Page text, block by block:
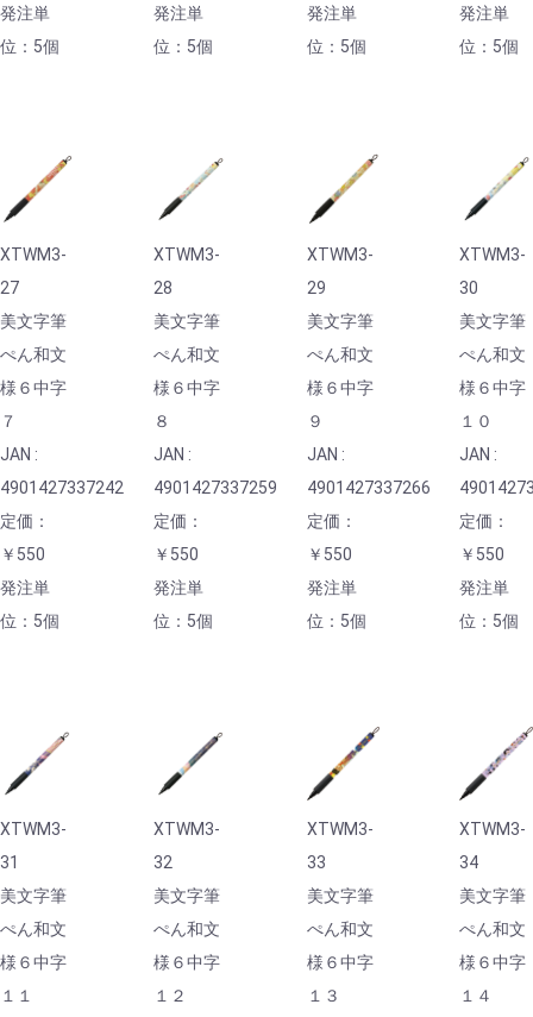
発注単
位：5個
発注単
位：5個
発注単
位：5個
発注単
位：5個
XTWM3-
27
美文字筆
ぺん和文
様６中字
７
JAN :
4901427337242
定価：
￥550
発注単
位：5個
XTWM3-
28
美文字筆
ぺん和文
様６中字
８
JAN :
4901427337259
定価：
￥550
発注単
位：5個
XTWM3-
29
美文字筆
ぺん和文
様６中字
９
JAN :
4901427337266
定価：
￥550
発注単
位：5個
XTWM3-
30
美文字筆
ぺん和文
様６中字
１０
JAN :
定価：
￥550
発注単
位：5個
XTWM3-
31
美文字筆
ぺん和文
様６中字
１１
XTWM3-
32
美文字筆
ぺん和文
様６中字
１２
XTWM3-
33
美文字筆
ぺん和文
様６中字
１３
XTWM3-
34
美文字筆
ぺん和文
様６中字
１４